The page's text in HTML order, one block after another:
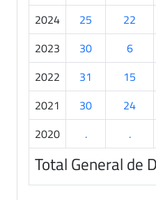
2024
25 22
2023
30 6
2022
31 15
2021
30 24
2020
. .
Total General de